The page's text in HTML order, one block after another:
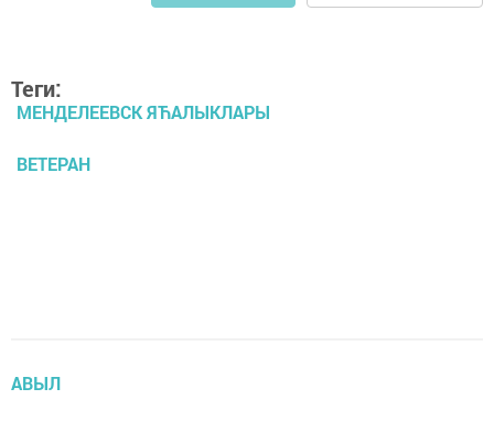
Теги:
МЕНДЕЛЕЕВСК ЯЋАЛЫКЛАРЫ
ВЕТЕРАН
АВЫЛ